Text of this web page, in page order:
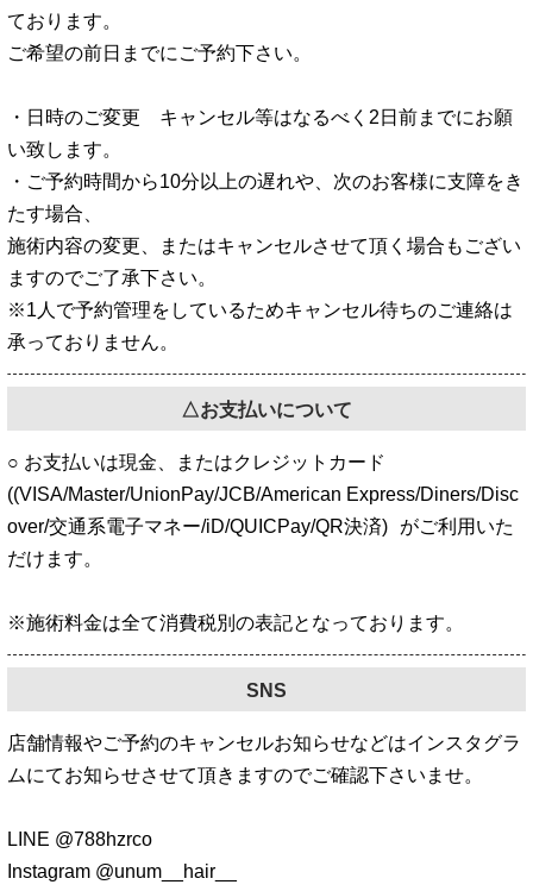
ております。
ご希望の前日までにご予約下さい。
・日時のご変更 キャンセル等はなるべく2日前までにお願
い致します。
・ご予約時間から10分以上の遅れや、次のお客様に支障をき
たす場合、
施術内容の変更、またはキャンセルさせて頂く場合もござい
ますのでご了承下さい。
※1人で予約管理をしているためキャンセル待ちのご連絡は
承っておりません。
△お支払いについて
○ お支払いは現金、またはクレジットカード
((VISA/Master/UnionPay/JCB/American Express/Diners/Disc
over/交通系電子マネー/iD/QUICPay/QR決済) がご利用いた
だけます。
※施術料金は全て消費税別の表記となっております。
SNS
店舗情報やご予約のキャンセルお知らせなどはインスタグラ
ムにてお知らせさせて頂きますのでご確認下さいませ。
LINE @788hzrco
Instagram @unum__hair__